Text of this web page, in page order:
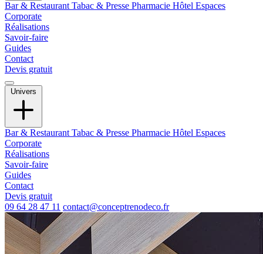
Bar & Restaurant Tabac & Presse Pharmacie Hôtel Espaces
Corporate
Réalisations
Savoir-faire
Guides
Contact
Devis gratuit
Univers
Bar & Restaurant Tabac & Presse Pharmacie Hôtel Espaces
Corporate
Réalisations
Savoir-faire
Guides
Contact
Devis gratuit
09 64 28 47 11 contact@conceptrenodeco.fr